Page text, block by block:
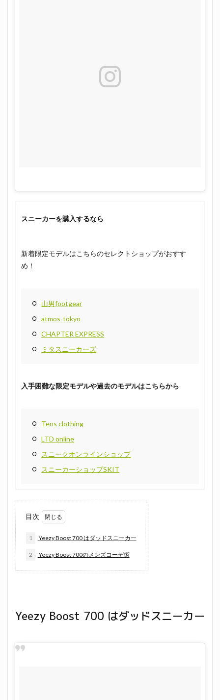
スニーカーを購入するなら
新着限定モデルはこちらのセレクトショップがおすす
め！
山男footgear
atmos-tokyo
CHAPTER EXPRESS
ミタスニーカーズ
入手困難な限定モデルや過去のモデルはこちらから
Tens clothing
LTD online
スニークオンラインショップ
スニーカーショップSKIT
目次
1 Yeezy Boost 700 はダッドスニーカー
2 Yeezy Boost 700のメンズコーデ術
Yeezy Boost 700 はダッドスニーカー